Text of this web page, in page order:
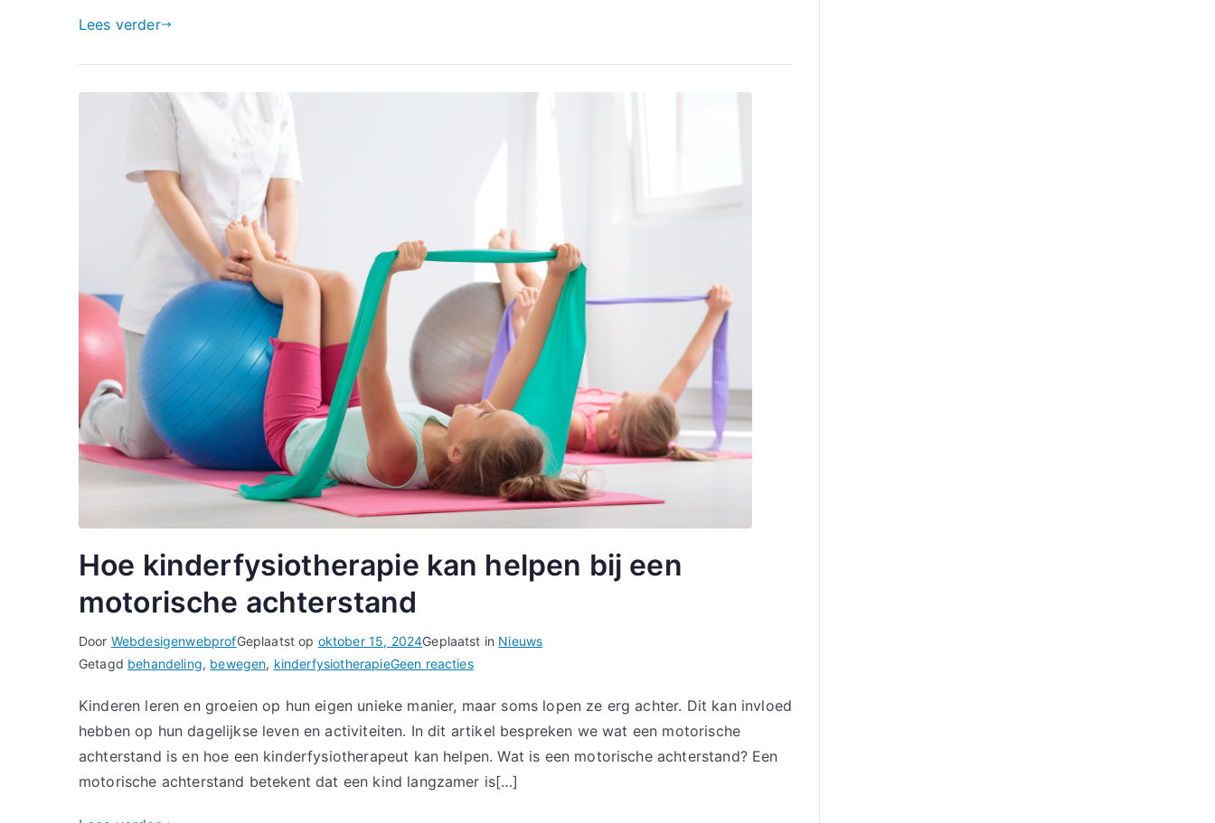
Lees verder
Hoe kinderfysiotherapie kan helpen bij een
motorische achterstand
Door WebdesigenwebprofGeplaatst op oktober 15, 2024Geplaatst in Nieuws
Getagd behandeling, bewegen, kinderfysiotherapieGeen reactiesop
kinderfysiotherapie
kan
helpen
bij
Kinderen leren en groeien op hun eigen unieke manier, maar soms lopen ze erg achter. Dit kan invloed
hebben op hun dagelijkse leven en activiteiten. In dit artikel bespreken we wat een motorische
achterstand is en hoe een kinderfysiotherapeut kan helpen. Wat is een motorische achterstand? Een
motorische achterstand betekent dat een kind langzamer is[…]